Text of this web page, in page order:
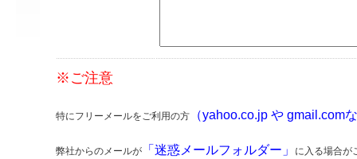
※ご注意
特にフリーメールをご利用の方 （yahoo.co.jp や gmail.com
弊社からのメールが 「迷惑メールフォルダー」 に入る場合が